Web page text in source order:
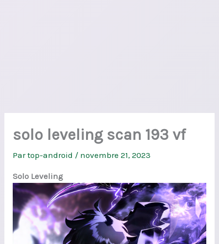
solo leveling scan 193 vf
Partop-android / novembre 21, 2023
Solo Leveling